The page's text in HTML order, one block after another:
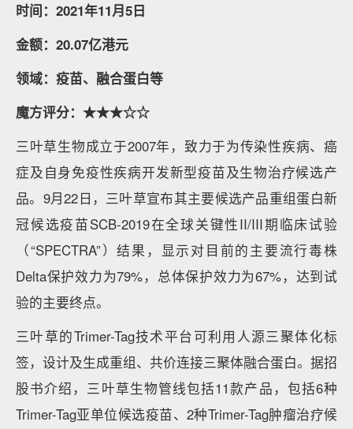
时间：2021年11月5日
金额：20.07亿港元
领域：疫苗、融合蛋白等
魔方评分：★★★☆☆
三叶草生物成立于2007年，致力于为传染性疾病、癌
症及自身免疫性疾病开发新型疫苗及生物治疗候选产
品。9月22日，三叶草宣布其主要候选产品重组蛋白新
冠候选疫苗SCB-2019在全球关键性II/III期临床试验
（“SPECTRA”）结果，显示对目前的主要流行毒株
Delta保护效力为79%，总体保护效力为67%，达到试
验的主要终点。
三叶草的Trimer-Tag技术平台可利用人源三聚体化标
签，设计及生成重组、共价连接三聚体融合蛋白。据招
股书介绍，三叶草生物管线包括11款产品，包括6种
Trimer-Tag亚单位候选疫苗、2种Trimer-Tag肿瘤治疗候